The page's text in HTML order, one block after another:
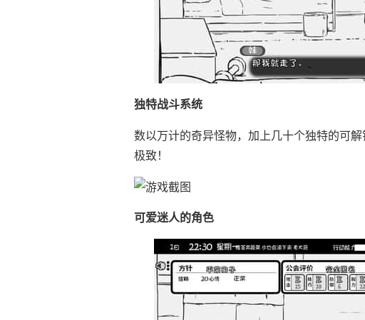
独特战斗系统
数以万计的奇异怪物，加上几十个独特的可
极致！
可爱迷人的角色